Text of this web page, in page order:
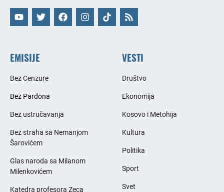
EMISIJE
Bez Cenzure
Bez Pardona
Bez ustručavanja
Bez straha sa Nemanjom
Šarovićem
Glas naroda sa Milanom
Milenkovićem
Katedra profesora Zeca
VESTI
Društvo
Ekonomija
Kosovo i Metohija
Kultura
Politika
Sport
Svet